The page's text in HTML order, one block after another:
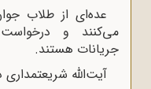
عده‌اى از طلاب
می‌کنند و
جریانات هستند.
آیت‌الله شریعتمدارى